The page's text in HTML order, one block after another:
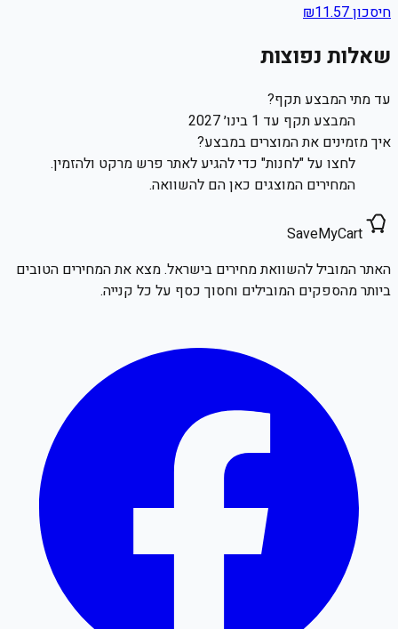
חיסכון ₪11.57
שאלות נפוצות
עד מתי המבצע תקף?
המבצע תקף עד 1 בינו׳ 2027
איך מזמינים את המוצרים במבצע?
לחצו על "לחנות" כדי להגיע לאתר פרש מרקט ולהזמין.
המחירים המוצגים כאן הם להשוואה.
SaveMyCart
האתר המוביל להשוואת מחירים בישראל. מצא את המחירים הטובים
ביותר מהספקים המובילים וחסוך כסף על כל קנייה.